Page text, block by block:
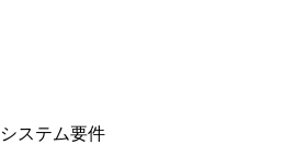
システム要件